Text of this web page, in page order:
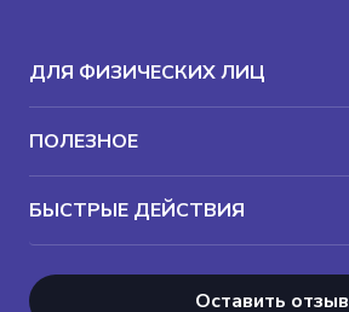
ДЛЯ ФИЗИЧЕСКИХ ЛИЦ
ПОЛЕЗНОЕ
БЫСТРЫЕ ДЕЙСТВИЯ
Оставить отзыв